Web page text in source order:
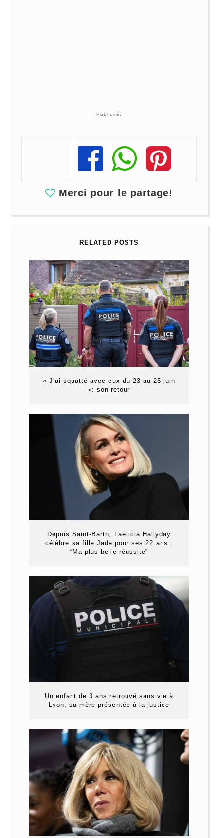
Publicité:
Share
Share
Share
Merci pour le partage!
RELATED POSTS
« J’ai squatté avec eux du 23 au 25 juin
»: son retour
Depuis Saint-Barth, Laeticia Hallyday
célèbre sa fille Jade pour ses 22 ans :
“Ma plus belle réussite”
Un enfant de 3 ans retrouvé sans vie à
Lyon, sa mère présentée à la justice